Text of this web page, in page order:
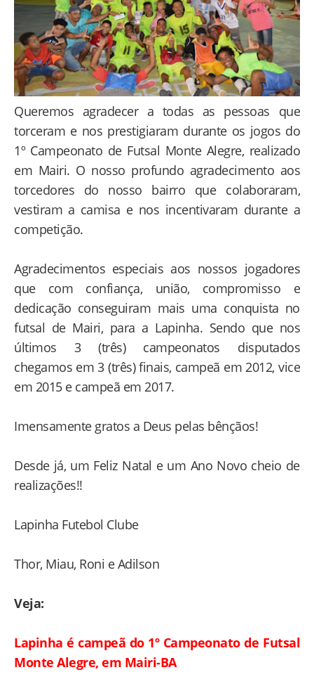
Queremos agradecer a todas as pessoas que
torceram e nos prestigiaram durante os jogos do
1º Campeonato de Futsal Monte Alegre, realizado
em Mairi. O nosso profundo agradecimento aos
torcedores do nosso bairro que colaboraram,
vestiram a camisa e nos incentivaram durante a
competição.
Agradecimentos especiais aos nossos jogadores
que com confiança, união, compromisso e
dedicação conseguiram mais uma conquista no
futsal de Mairi, para a Lapinha. Sendo que nos
últimos 3 (três) campeonatos disputados
chegamos em 3 (três) finais, campeã em 2012, vice
em 2015 e campeã em 2017.
Imensamente gratos a Deus pelas bênçãos!
Desde já, um Feliz Natal e um Ano Novo cheio de
realizações!!
Lapinha Futebol Clube
Thor, Miau, Roni e Adilson
Veja:
Lapinha é campeã do 1º Campeonato de Futsal
Monte Alegre, em Mairi-BA